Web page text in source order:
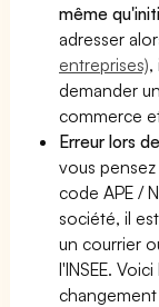
même
adresser
entreprises),
demander
commerce
Erreur lors
vous pensez
code APE /
société, il
un courrier
l'INSEE.